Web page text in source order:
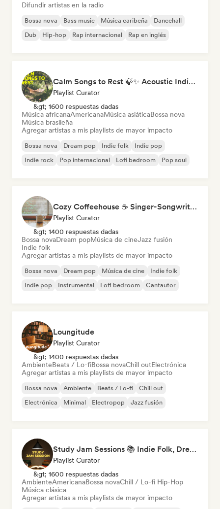
Difundir artistas en la radio
Bossa nova Bass music Música caribeña
Dancehall
Dub
Hip-hop Rap internacional Rap en inglés
Calm Songs to Rest 🍃✨ Acoustic Indie Folk & Singer-Songwriter
Playlist Curator
&gt; 1600 respuestas dadas
Música africanaAmericanaMúsica asiáticaBossa nova
Música brasileña
Agregar artistas a mis playlists de mayor impacto
Bossa nova Dream pop Indie folk
Indie pop
Indie rock
Pop internacional Lofi bedroom Pop soul
Cozy Coffeehouse ☕ Singer-Songwriter, Indie Folk & Acoustic
Playlist Curator
&gt; 1400 respuestas dadas
Bossa novaDream popMúsica de cineJazz fusión
Indie folk
Agregar artistas a mis playlists de mayor impacto
Bossa nova Dream pop Música de cine
Indie folk
Indie pop
Instrumental Lofi bedroom Cantautor
Loungitude
Playlist Curator
&gt; 1400 respuestas dadas
AmbienteBeats / Lo-fiBossa novaChill outElectrónica
Agregar artistas a mis playlists de mayor impacto
Bossa nova Ambiente Beats / Lo-fi
Chill out
Electrónica
Minimal Electropop Jazz fusión
Study Jam Sessions 📚 Indie Folk, Dream Pop & Singer-Songwriter
Playlist Curator
&gt; 1600 respuestas dadas
AmbienteAmericanaBossa novaChill / Lo-fi Hip-Hop
Música clásica
Agregar artistas a mis playlists de mayor impacto